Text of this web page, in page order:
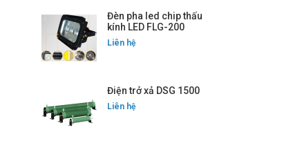
Đèn pha led chip thấu
kính LED FLG-200
Liên hệ
Điện trở xả DSG 1500
Liên hệ